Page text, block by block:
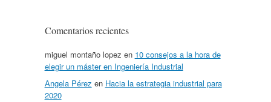
Comentarios recientes
miguel montaño lopez en 10 consejos a la hora de
elegir un máster en Ingeniería Industrial
Angela Pérez en Hacia la estrategia industrial para
2020